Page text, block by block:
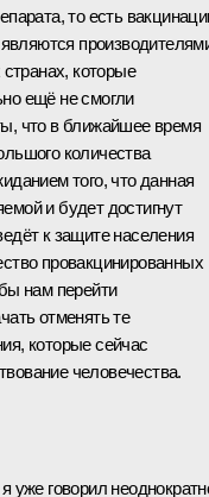
то есть
которые
ещё не смогли
что в ближайшее время
количества
того, что данная
и будет достигнут
к защите населения
провакцинированных
нам перейти
отменять те
которые сейчас
человечества.
уже говорил